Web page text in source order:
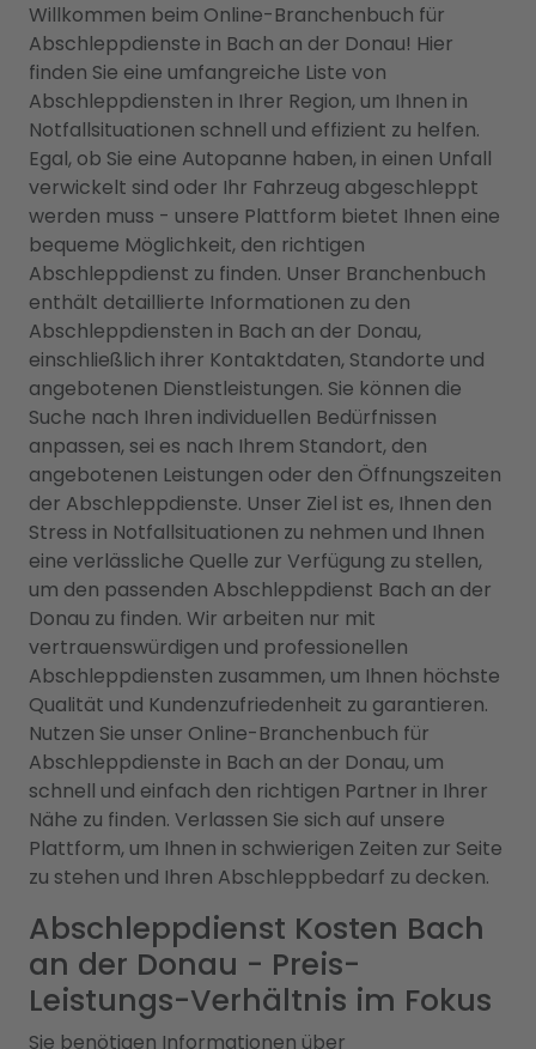
Willkommen beim Online-Branchenbuch für
Abschleppdienste in Bach an der Donau! Hier
finden Sie eine umfangreiche Liste von
Abschleppdiensten in Ihrer Region, um Ihnen in
Notfallsituationen schnell und effizient zu helfen.
Egal, ob Sie eine Autopanne haben, in einen Unfall
verwickelt sind oder Ihr Fahrzeug abgeschleppt
werden muss - unsere Plattform bietet Ihnen eine
bequeme Möglichkeit, den richtigen
Abschleppdienst zu finden. Unser Branchenbuch
enthält detaillierte Informationen zu den
Abschleppdiensten in Bach an der Donau,
einschließlich ihrer Kontaktdaten, Standorte und
angebotenen Dienstleistungen. Sie können die
Suche nach Ihren individuellen Bedürfnissen
anpassen, sei es nach Ihrem Standort, den
angebotenen Leistungen oder den Öffnungszeiten
der Abschleppdienste. Unser Ziel ist es, Ihnen den
Stress in Notfallsituationen zu nehmen und Ihnen
eine verlässliche Quelle zur Verfügung zu stellen,
um den passenden Abschleppdienst Bach an der
Donau zu finden. Wir arbeiten nur mit
vertrauenswürdigen und professionellen
Abschleppdiensten zusammen, um Ihnen höchste
Qualität und Kundenzufriedenheit zu garantieren.
Nutzen Sie unser Online-Branchenbuch für
Abschleppdienste in Bach an der Donau, um
schnell und einfach den richtigen Partner in Ihrer
Nähe zu finden. Verlassen Sie sich auf unsere
Plattform, um Ihnen in schwierigen Zeiten zur Seite
zu stehen und Ihren Abschleppbedarf zu decken.
Abschleppdienst Kosten Bach
an der Donau - Preis-
Leistungs-Verhältnis im Fokus
Sie benötigen Informationen über